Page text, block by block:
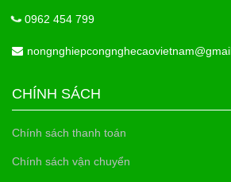
0962 454 799
CHÍNH SÁCH
Chính sách thanh toán
Chính sách vận chuyển